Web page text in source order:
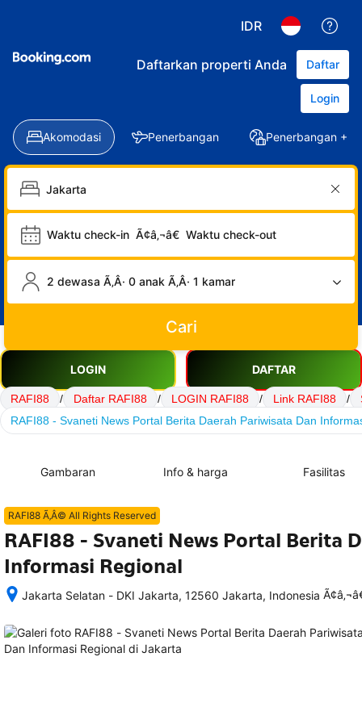
IDR
Daftarkan properti Anda Daftar
Login
Akomodasi Penerbangan Penerbangan +
Waktu check-in Ã¢â‚¬â€ Waktu check-out
2 dewasa Ã‚Â· 0 anak Ã‚Â· 1 kamar
Cari
LOGIN DAFTAR
RAFI88 / Daftar RAFI88 / LOGIN RAFI88 / Link RAFI88 /
RAFI88 - Svaneti News Portal Berita Daerah Pariwisata Dan
Gambaran Info & harga Fasilitas
RAFI88 Ã‚Â© All Rights Reserved
RAFI88 - Svaneti News Portal Berita
Informasi Regional
Jakarta Selatan - DKI Jakarta, 12560 Jakarta, Indonesia
memesan,
semua